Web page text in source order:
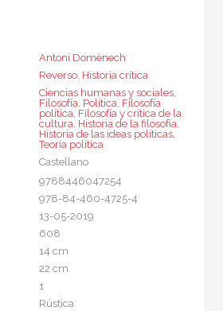
Antoni Domènech
Reverso. Historia crítica
Ciencias humanas y sociales,
Filosofía, Política, Filosofía
política, Filosofía y crítica de la
cultura, Historia de la filosofía,
Historia de las ideas políticas,
Teoría política
Castellano
9788446047254
978-84-460-4725-4
13-05-2019
608
14 cm
22 cm
1
Rústica